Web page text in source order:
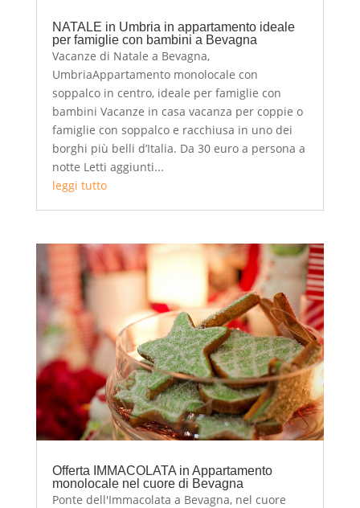
NATALE in Umbria in appartamento ideale
per famiglie con bambini a Bevagna
Vacanze di Natale a Bevagna,
UmbriaAppartamento monolocale con
soppalco in centro, ideale per famiglie con
bambini Vacanze in casa vacanza per coppie o
famiglie con soppalco e racchiusa in uno dei
borghi più belli d’Italia. Da 30 euro a persona a
notte Letti aggiunti...
leggi tutto
Offerta IMMACOLATA in Appartamento
monolocale nel cuore di Bevagna
Ponte dell'Immacolata a Bevagna, nel cuore